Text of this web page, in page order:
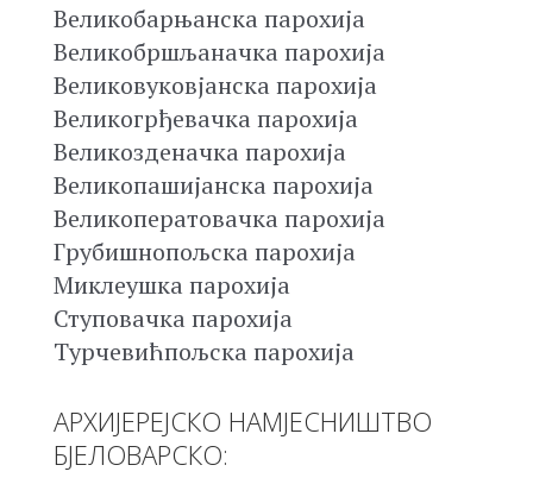
Великобарњанска парохија
Великобршљаначка парохија
Великовуковјанска парохија
Великогрђевачка парохија
Великозденачка парохија
Великопашијанска парохија
Великоператовачка парохија
Грубишнопољска парохија
Миклеушка парохија
Ступовачка парохија
Турчевићпољска парохија
АРХИЈЕРЕЈСКО НАМЈЕСНИШТВО
БЈЕЛОВАРСКО: